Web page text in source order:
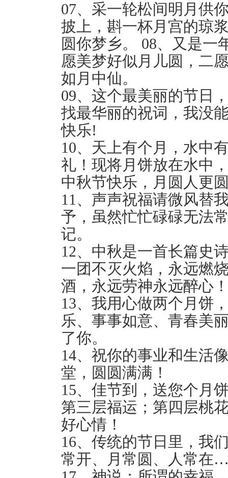
07、采一轮松间明月供
披上，斟一杯月宫的琼
圆你梦乡。 08、又是一
愿美梦好似月儿圆，二
如月中仙。
09、这个最美丽的节日
找最华丽的祝词，我没
快乐!
10、天上有个月，水中
礼！现将月饼放在水中
中秋节快乐，月圆人更
11、声声祝福请微风替
予，虽然忙忙碌碌无法
记。
12、中秋是一首长篇史
一团不灭火焰，永远燃
酒，永远劳神永远醉心
13、我用心做两个月饼
乐、事事如意、青春美
了你。
14、祝你的事业和生活
堂，圆圆满满！
15、佳节到，送您个月
第三层福运；第四层桃
好心情！
16、传统的节日里，我
常开、月常圆、人常在